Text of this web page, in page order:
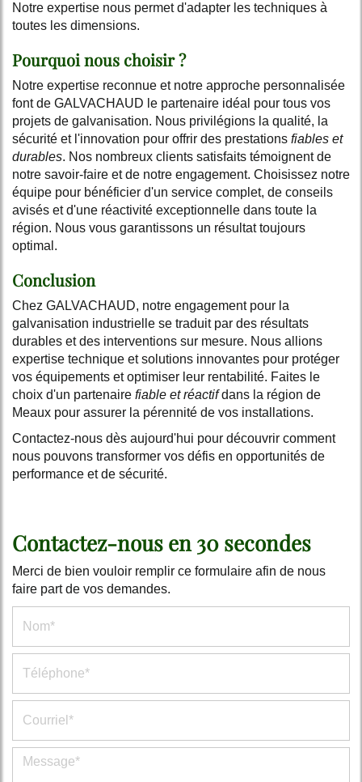
Notre expertise nous permet d'adapter les techniques à
toutes les dimensions.
Pourquoi nous choisir ?
Notre expertise reconnue et notre approche personnalisée
font de GALVACHAUD le partenaire idéal pour tous vos
projets de galvanisation. Nous privilégions la qualité, la
sécurité et l'innovation pour offrir des prestations fiables et
durables. Nos nombreux clients satisfaits témoignent de
notre savoir-faire et de notre engagement. Choisissez notre
équipe pour bénéficier d'un service complet, de conseils
avisés et d'une réactivité exceptionnelle dans toute la
région. Nous vous garantissons un résultat toujours
optimal.
Conclusion
Chez GALVACHAUD, notre engagement pour la
galvanisation industrielle se traduit par des résultats
durables et des interventions sur mesure. Nous allions
expertise technique et solutions innovantes pour protéger
vos équipements et optimiser leur rentabilité. Faites le
choix d'un partenaire fiable et réactifdans la région de
Meaux pour assurer la pérennité de vos installations.
Contactez-nous dès aujourd'hui pour découvrir comment
nous pouvons transformer vos défis en opportunités de
performance et de sécurité.
Contactez-nous en 30 secondes
Merci de bien vouloir remplir ce formulaire afin de nous
faire part de vos demandes.